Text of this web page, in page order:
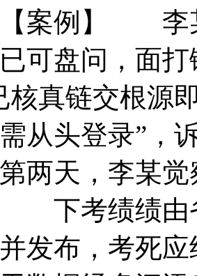
例】 李某
可盘问，面
核真链交根源
从头登录”，
第两天，李
下考绩绩由
发布，考死